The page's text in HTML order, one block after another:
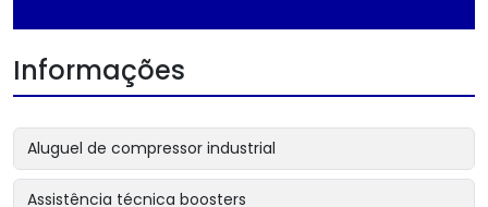
Informações
Aluguel de compressor industrial
Assistência técnica boosters